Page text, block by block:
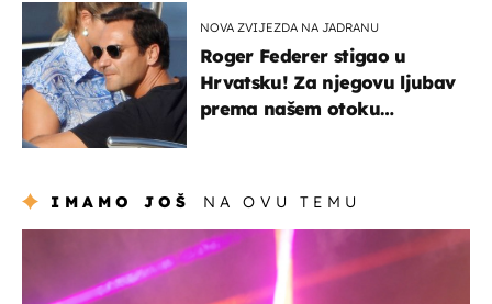
NOVA ZVIJEZDA NA JADRANU
Roger Federer stigao u
Hrvatsku! Za njegovu ljubav
prema našem otoku
IMAMO JOŠ NA OVU TEMU